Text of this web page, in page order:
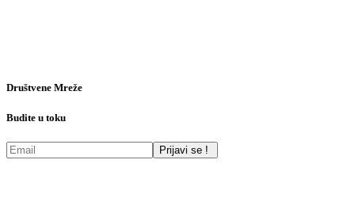
Društvene Mreže
Budite u toku